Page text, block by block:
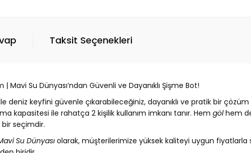
Taksit Seçenekleri
Mavi Su Dünyası’ndan Güvenli ve Dayanıklı Şişme Bot!
deniz keyfini güvenle çıkarabileceğiniz, dayanıklı ve pratik bir
kapasitesi ile rahatça 2 kişilik kullanım imkanı tanır. Hem gölhem
seçimdir.
Su Dünyası olarak, müşterilerimize yüksek kaliteyi uygun fiyatlarla